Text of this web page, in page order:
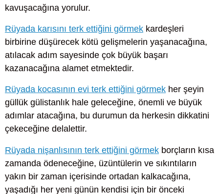
kavuşacağına yorulur.
Rüyada karısını terk ettiğini görmek kardeşleri
birbirine düşürecek kötü gelişmelerin yaşanacağına,
atılacak adım sayesinde çok büyük başarı
kazanacağına alamet etmektedir.
Rüyada kocasının evi terk ettiğini görmek her şeyin
güllük gülistanlık hale geleceğine, önemli ve büyük
adımlar atacağına, bu durumun da herkesin dikkatini
çekeceğine delalettir.
Rüyada nişanlısının terk ettiğini görmek borçların kısa
zamanda ödeneceğine, üzüntülerin ve sıkıntıların
yakın bir zaman içerisinde ortadan kalkacağına,
yaşadığı her yeni günün kendisi için bir önceki